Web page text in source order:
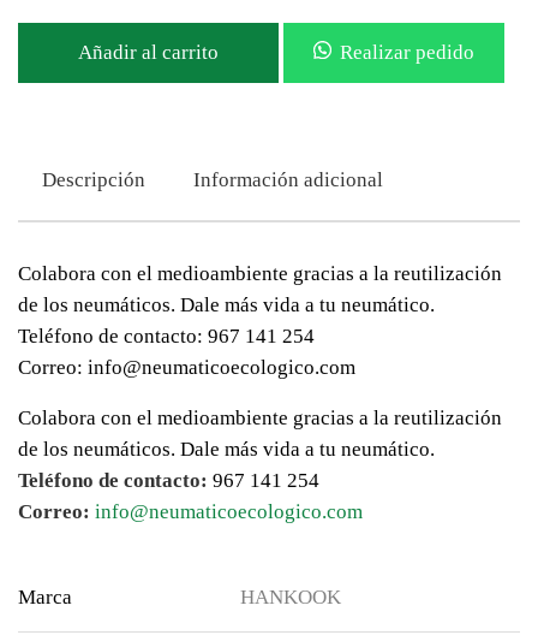
Añadir al carrito Realizar pedido
Descripción Información adicional
Colabora con el medioambiente gracias a la reutilización
de los neumáticos. Dale más vida a tu neumático.
Teléfono de contacto: 967 141 254
Correo: info@neumaticoecologico.com
Colabora con el medioambiente gracias a la reutilización
de los neumáticos. Dale más vida a tu neumático.
Teléfono de contacto: 967 141 254
Correo: info@neumaticoecologico.com
Marca HANKOOK